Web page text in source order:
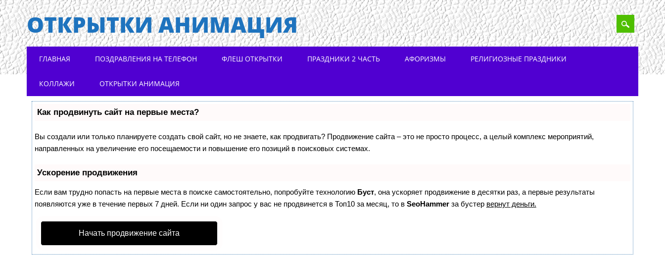
ОТКРЫТКИ АНИМАЦИЯ
Main menu
Skip to content
ГЛАВНАЯ ПОЗДРАВЛЕНИЯ НА ТЕЛЕФОН ФЛЕШ ОТКРЫТКИ ПРАЗДНИКИ 2 ЧАСТЬ АФОРИЗМЫ РЕЛИГИОЗНЫЕ ПРАЗДНИКИ
КОЛЛАЖИ ОТКРЫТКИ АНИМАЦИЯ
Как продвинуть сайт на первые места?
Вы создали или только планируете создать свой сайт, но не знаете, как продвигать? Продвижение сайта – это не просто процесс, а целый комплекс мероприятий,
направленных на увеличение его посещаемости и повышение его позиций в поисковых системах.
Ускорение продвижения
Если вам трудно попасть на первые места в поиске самостоятельно, попробуйте технологию Буст, она ускоряет продвижение в десятки раз, а первые результаты
появляются уже в течение первых 7 дней. Если ни один запрос у вас не продвинется в Топ10 за месяц, то в SeoHammerза бустер вернут деньги.
Начать продвижение сайта